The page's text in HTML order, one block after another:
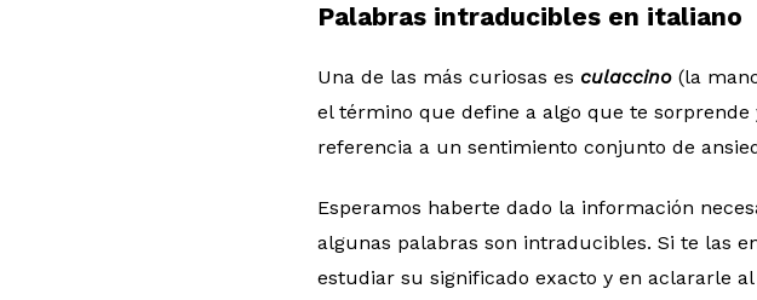
Palabras intraducibles en italiano
Una de las más curiosas es culaccino (la
el término que define a algo que te
referencia a un sentimiento conjunto de
Esperamos haberte dado la información
algunas palabras son intraducibles. Si te las
estudiar su significado exacto y en aclararle